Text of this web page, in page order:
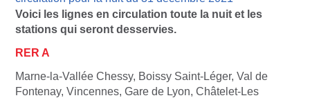
Voici les lignes en circulation toute la nuit et les
stations qui seront desservies.
RER A
Marne-la-Vallée Chessy, Boissy Saint-Léger, Val de
Fontenay, Vincennes, Gare de Lyon, Châtelet-Les